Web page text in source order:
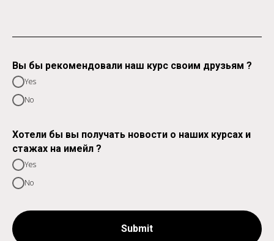
Вы бы рекомендовали наш курс своим друзьям ?
Yes
No
Хотели бы вы получать новости о наших курсах и
стажах на имейл ?
Yes
No
Submit